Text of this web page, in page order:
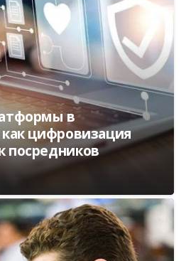
в
цифровизация
посредников